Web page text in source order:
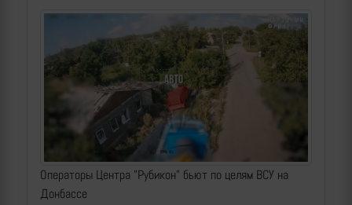
Операторы Центра "Рубикон" бьют по целям ВСУ на
Донбассе